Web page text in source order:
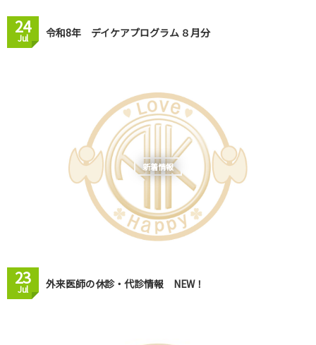
24
Jul 令和8年 デイケアプログラム ８月分
新着情報
23
Jul 外来医師の休診・代診情報 NEW！